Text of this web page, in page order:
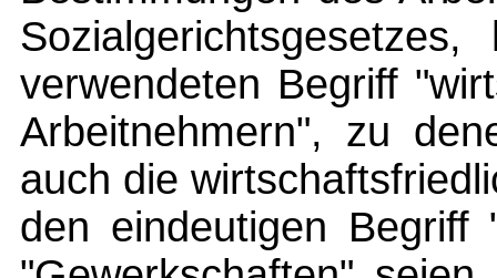
verwendeten Begriff
Arbeitnehmern", zu
auch die
den eindeutigen Begriff